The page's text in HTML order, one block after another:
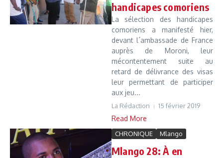
handicapes comoriens
La sélection des handicapes
comoriens a manifesté hier,
devant l´ambassade de France
auprès de Moroni, leur
mécontentement suite au
retard de délivrance des visas
leur permettant de participer
aux jeu...
La Rédaction 15 février 2019
Read More
CHRONIQUE Mlango
Mlango 28: À en